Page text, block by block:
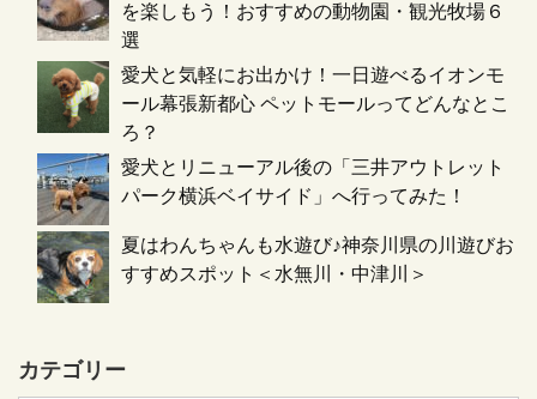
を楽しもう！おすすめの動物園・観光牧場６
選
愛犬と気軽にお出かけ！一日遊べるイオンモ
ール幕張新都心 ペットモールってどんなとこ
ろ？
愛犬とリニューアル後の「三井アウトレット
パーク横浜ベイサイド」へ行ってみた！
夏はわんちゃんも水遊び♪神奈川県の川遊びお
すすめスポット＜水無川・中津川＞
カテゴリー